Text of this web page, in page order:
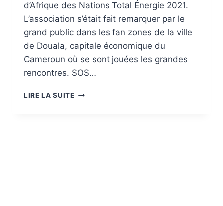
d’Afrique des Nations Total Énergie 2021.
L’association s’était fait remarquer par le
grand public dans les fan zones de la ville
de Douala, capitale économique du
Cameroun où se sont jouées les grandes
rencontres. SOS…
LIRE LA SUITE